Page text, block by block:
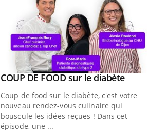
Youtube
COUP DE FOOD sur le diabèteYoutube
Coup de food sur le diabète, c'est votre
nouveau rendez-vous culinaire qui
bouscule les idées reçues ! Dans cet
épisode, une ...